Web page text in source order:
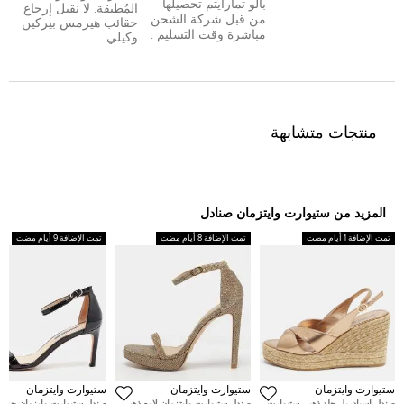
بالو تمارا يتم تحصيلها
من قبل شركة الشحن
مباشرة وقت التسليم .
المُطبقة. لا نقبل إرجاع
حقائب هيرمس بيركين
وكيلي.
منتجات متشابهة
المزيد من ستيوارت وايتزمان صنادل
تمت الإضافة 1 أيام مضت
ستيوارت وايتزمان
تمت الإضافة 8 أيام مضت
ستيوارت وايتزمان
تمت الإضافة 9 أيام مضت
ستيوارت وايتزمان